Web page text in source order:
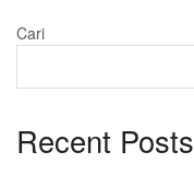
Cari
Recent Posts